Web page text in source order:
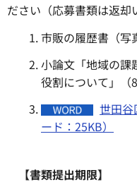
ださい（応募書類は返却
市販の履歴書（写
小論文「地域の課
役割について」（
世田谷
ード：25KB）
【書類提出期限】